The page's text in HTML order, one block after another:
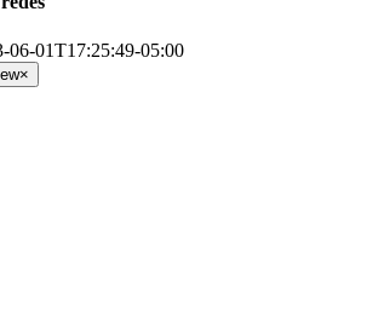
06-01T17:25:49-05:00
×